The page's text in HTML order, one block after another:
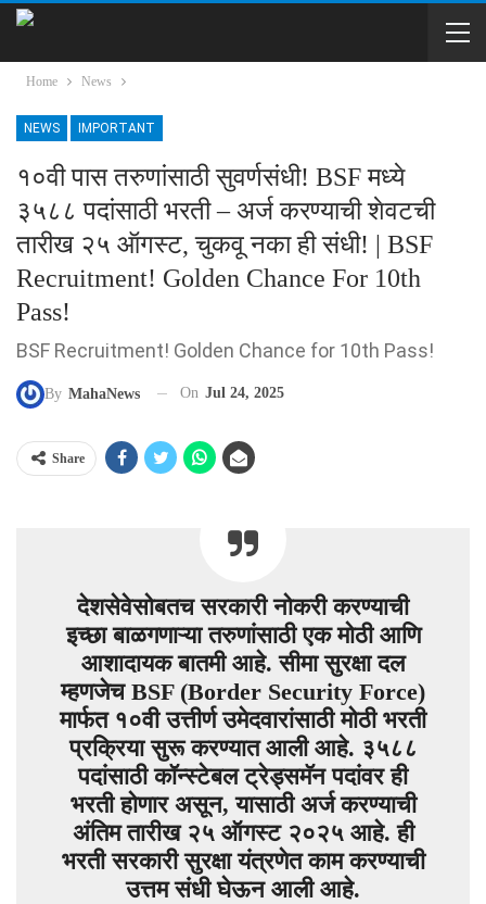
Home News
NEWS IMPORTANT
१०वी पास तरुणांसाठी सुवर्णसंधी! BSF मध्ये
३५८८ पदांसाठी भरती – अर्ज करण्याची शेवटची
तारीख २५ ऑगस्ट, चुकवू नका ही संधी! | BSF
Recruitment! Golden Chance For 10th
Pass!
BSF Recruitment! Golden Chance for 10th Pass!
By MahaNews On Jul 24, 2025
Share
देशसेवेसोबतच सरकारी नोकरी करण्याची
इच्छा बाळगणाऱ्या तरुणांसाठी एक मोठी आणि
आशादायक बातमी आहे. सीमा सुरक्षा दल
म्हणजेच BSF (Border Security Force)
मार्फत १०वी उत्तीर्ण उमेदवारांसाठी मोठी भरती
प्रक्रिया सुरू करण्यात आली आहे. ३५८८
पदांसाठी कॉन्स्टेबल ट्रेड्समॅन पदांवर ही
भरती होणार असून, यासाठी अर्ज करण्याची
अंतिम तारीख २५ ऑगस्ट २०२५ आहे. ही
भरती सरकारी सुरक्षा यंत्रणेत काम करण्याची
उत्तम संधी घेऊन आली आहे.